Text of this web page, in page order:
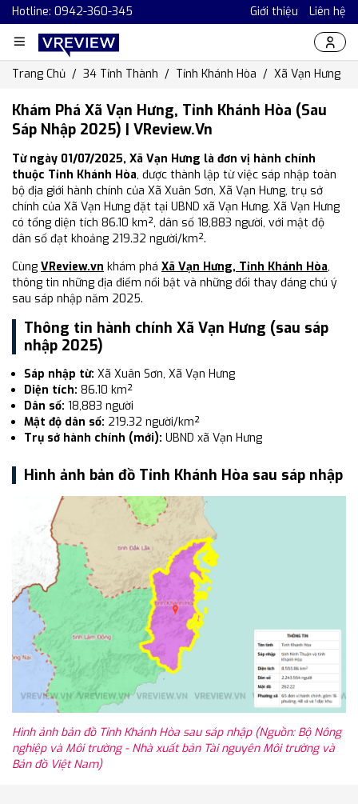
Hotline: 0942-360-345 Giới thiệu Liên hệ
Trang Chủ 34 Tỉnh Thành Tỉnh Khánh Hòa Xã Vạn Hưng
Khám Phá Xã Vạn Hưng, Tỉnh Khánh Hòa (Sau
Sáp Nhập 2025) | VReview.vn
Từ ngày 01/07/2025, Xã Vạn Hưng là đơn vị hành chính
thuộc Tỉnh Khánh Hòa, được thành lập từ việc sáp nhập toàn
bộ địa giới hành chính của Xã Xuân Sơn, Xã Vạn Hưng, trụ sở
chính của Xã Vạn Hưng đặt tại UBND xã Vạn Hưng. Xã Vạn Hưng
có tổng diện tích 86.10 km², dân số 18,883 người, với mật độ
dân số đạt khoảng 219.32 người/km².
Cùng VReview.vn khám phá Xã Vạn Hưng, Tỉnh Khánh Hòa,
thông tin những địa điểm nổi bật và những đổi thay đáng chú ý
sau sáp nhập năm 2025.
Thông tin hành chính Xã Vạn Hưng (sau sáp
nhập 2025)
Sáp nhập từ: Xã Xuân Sơn, Xã Vạn Hưng
Diện tích: 86.10 km²
Dân số: 18,883 người
Mật độ dân số: 219.32 người/km²
Trụ sở hành chính (mới): UBND xã Vạn Hưng
Hình ảnh bản đồ Tỉnh Khánh Hòa sau sáp nhập
Hình ảnh bản đồ Tỉnh Khánh Hòa sau sáp nhập (Nguồn: Bộ Nông
nghiệp và Môi trường - Nhà xuất bản Tài nguyên Môi trường và
Bản đồ Việt Nam)